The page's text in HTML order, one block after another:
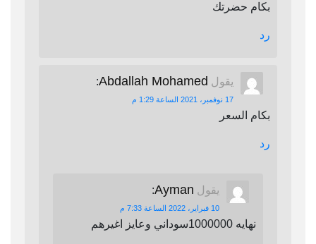
بكام حضرتك
رد
يقول Abdallah Mohamed
:
17 نوفمبر، 2021 الساعة 1:29 م
بكام السعر
رد
يقول Ayman
:
10 فبراير، 2022 الساعة 7:33 م
نهايه 1000000سوداني وعايز اغيرهم